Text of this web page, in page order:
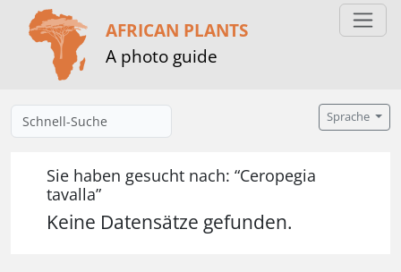
AFRICAN PLANTS
A photo guide
Sprache
Sie haben gesucht nach: “Ceropegia
tavalla”
Keine Datensätze gefunden.